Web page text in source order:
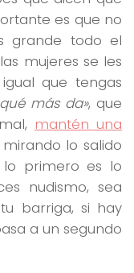
es que no
grande todo el
mujeres se les
que tengas
más da», que
mantén una
lo salido
primero es lo
nudismo, sea
barriga, si hay
a un segundo